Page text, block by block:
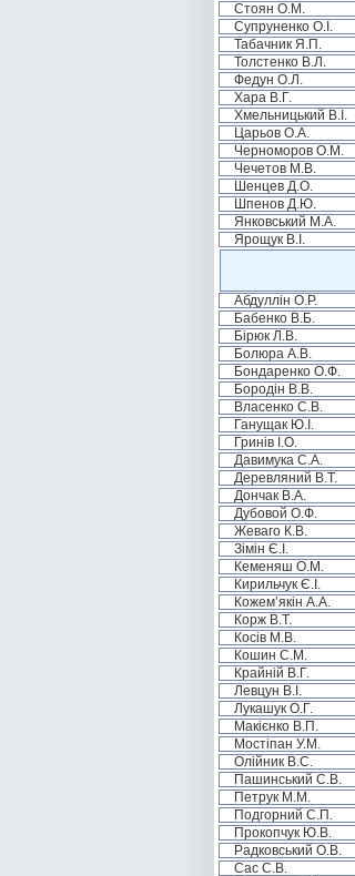
Стоян О.М.
Супруненко О.І.
Табачник Я.П.
Толстенко В.Л.
Федун О.Л.
Хара В.Г.
Хмельницький В.І.
Царьов О.А.
Черноморов О.М.
Чечетов М.В.
Шенцев Д.О.
Шпенов Д.Ю.
Янковський М.А.
Ярощук В.І.
Абдуллін О.Р.
Бабенко В.Б.
Бірюк Л.В.
Болюра А.В.
Бондаренко О.Ф.
Бородін В.В.
Власенко С.В.
Ганущак Ю.І.
Гринів І.О.
Давимука С.А.
Деревляний В.Т.
Дончак В.А.
Дубовой О.Ф.
Жеваго К.В.
Зімін Є.І.
Кеменяш О.М.
Кирильчук Є.І.
Кожем’якін А.А.
Корж В.Т.
Косів М.В.
Кошин С.М.
Крайній В.Г.
Левцун В.І.
Лукашук О.Г.
Макієнко В.П.
Мостіпан У.М.
Олійник В.С.
Пашинський С.В.
Петрук М.М.
Подгорний С.П.
Прокопчук Ю.В.
Радковський О.В.
Сас С.В.